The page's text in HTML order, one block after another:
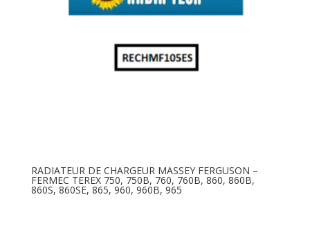
RADIATEUR DE CHARGEUR MASSEY FERGUSON –
FERMEC TEREX 750, 750B, 760, 760B, 860, 860B,
860S, 860SE, 865, 960, 960B, 965